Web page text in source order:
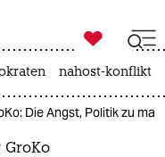

taz zahl ich
nahost-konflikt
Die Angst, Politik zu
GroKo